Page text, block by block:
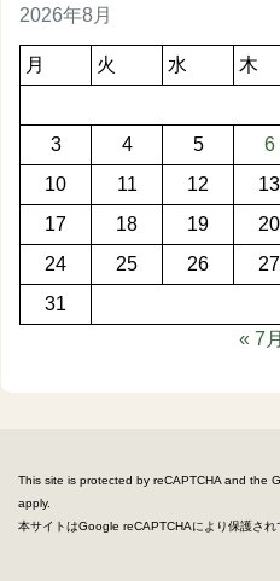
2026年8月
月 火 水 木
3
4 5 6
10
11 12 13
17
18 19 20
24
25 26 27
31
« 7月
This site is protected by reCAPTCHA and the
apply.
本サイトはGoogle reCAPTCHAにより保護され